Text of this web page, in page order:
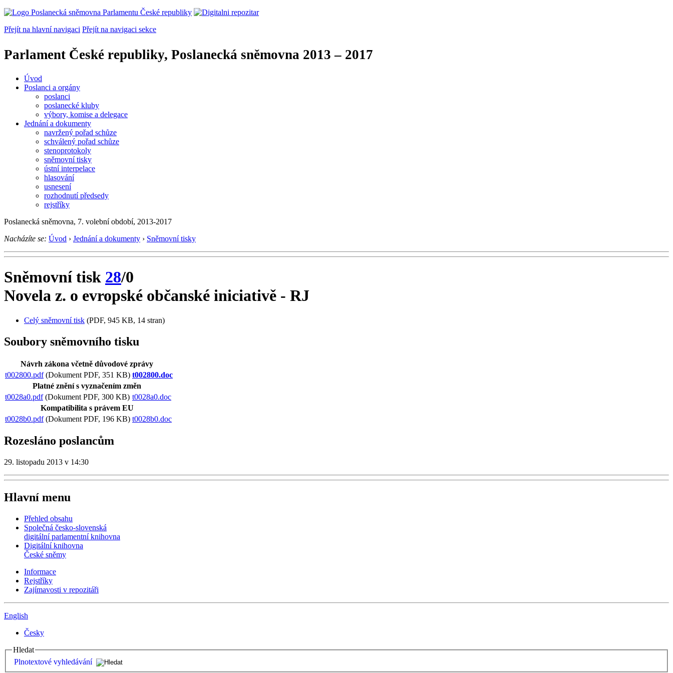
Přejít na hlavní navigaci Přejít na navigaci sekce
Parlament České republiky, Poslanecká sněmovna 2013 – 2017
Úvod
Poslanci a orgány
poslanci
poslanecké kluby
výbory, komise a delegace
Jednání a dokumenty
navržený pořad schůze
schválený pořad schůze
stenoprotokoly
sněmovní tisky
ústní interpelace
hlasování
usnesení
rozhodnutí předsedy
rejstříky
Poslanecká sněmovna, 7. volební období, 2013-2017
Nacházíte se: Úvod › Jednání a dokumenty › Sněmovní tisky
Sněmovní tisk 28/0
Novela z. o evropské občanské iniciativě - RJ
Celý sněmovní tisk (PDF, 945 KB, 14 stran)
Soubory sněmovního tisku
Návrh zákona včetně důvodové zprávy
t002800.pdf(Dokument PDF, 351 KB) t002800.doc
Platné znění s vyznačením změn
t0028a0.pdf(Dokument PDF, 300 KB) t0028a0.doc
Kompatibilita s právem EU
t0028b0.pdf(Dokument PDF, 196 KB) t0028b0.doc
Rozesláno poslancům
29. listopadu 2013 v 14:30
Hlavní menu
Přehled obsahu
Společná česko-slovenská
digitální parlamentní knihovna
Digitální knihovna
České sněmy
Informace
Rejstříky
Zajímavosti v repozitáři
English
Česky
Hledat
Plnotextové vyhledávání